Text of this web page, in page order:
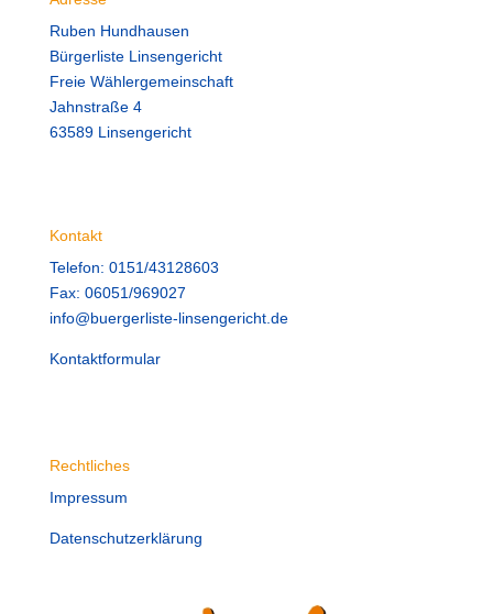
Ruben Hundhausen
Bürgerliste Linsengericht
Freie Wählergemeinschaft
Jahnstraße 4
63589 Linsengericht
Kontakt
Telefon: 0151/43128603
Fax: 06051/969027
info@buergerliste-linsengericht.de
Kontaktformular
Rechtliches
Impressum
Datenschutzerklärung